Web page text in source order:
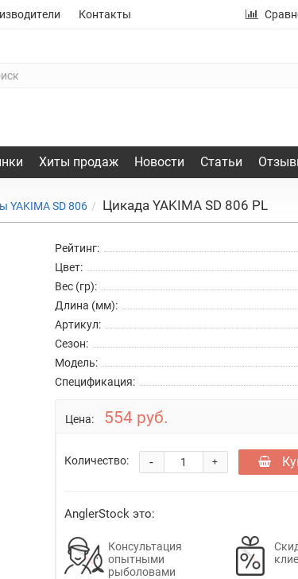
Контакты
Хиты продаж Новости Статьи
YAKIMA SD 806 Цикада YAKIMA SD 806 PL
Рейтинг:
Цвет:
Вес (гр):
Длина (мм):
Артикул:
Сезон:
Модель:
Спецификация:
Цена: 554 руб.
Количество: +
-
AnglerStock это:
Консультация
опытными
рыболовами